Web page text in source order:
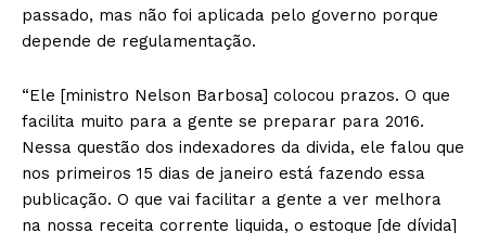
passado, mas não foi aplicada pelo governo porque
depende de regulamentação.
“Ele [ministro Nelson Barbosa] colocou prazos. O que
facilita muito para a gente se preparar para 2016.
Nessa questão dos indexadores da divida, ele falou que
nos primeiros 15 dias de janeiro está fazendo essa
publicação. O que vai facilitar a gente a ver melhora
na nossa receita corrente liquida, o estoque [de dívida]